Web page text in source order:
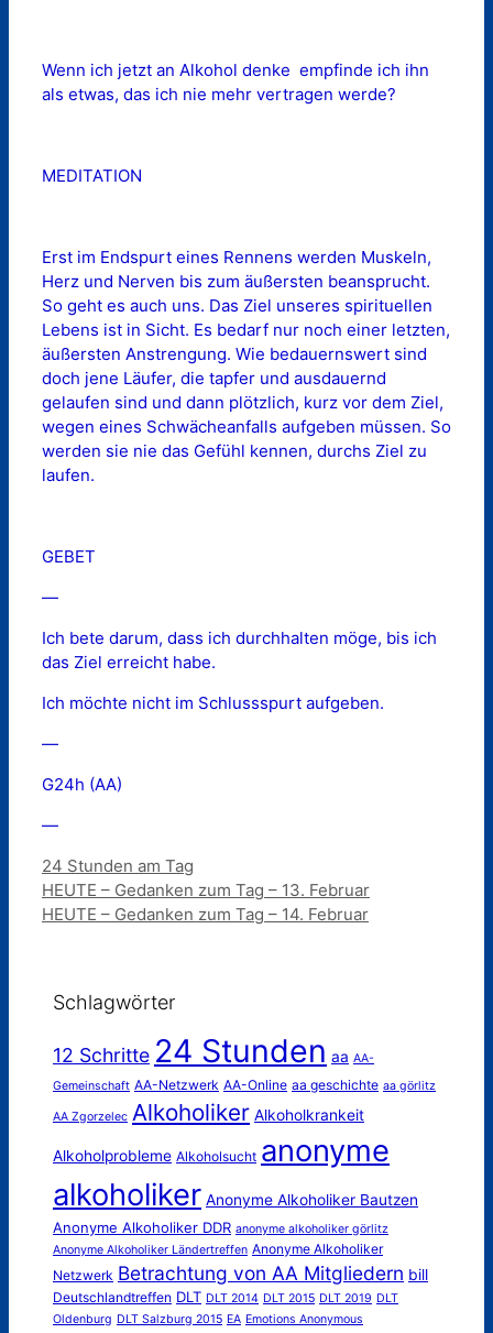
Wenn ich jetzt an Alkohol denke  empfinde ich ihn
als etwas, das ich nie mehr vertragen werde?
MEDITATION
Erst im Endspurt eines Rennens werden Muskeln,
Herz und Nerven bis zum äußersten beansprucht.
So geht es auch uns. Das Ziel unseres spirituellen
Lebens ist in Sicht. Es bedarf nur noch einer letzten,
äußersten Anstrengung. Wie bedauernswert sind
doch jene Läufer, die tapfer und ausdauernd
gelaufen sind und dann plötzlich, kurz vor dem Ziel,
wegen eines Schwächeanfalls aufgeben müssen. So
werden sie nie das Gefühl kennen, durchs Ziel zu
laufen.
GEBET
—
Ich bete darum, dass ich durchhalten möge, bis ich
das Ziel erreicht habe.
Ich möchte nicht im Schlussspurt aufgeben.
—
G24h (AA)
—
Kategorien
24 Stunden am Tag
HEUTE – Gedanken zum Tag – 13. Februar
HEUTE – Gedanken zum Tag – 14. Februar
Schlagwörter
12 Schritte 24 Stunden aa AA-
Gemeinschaft AA-Netzwerk AA-Online aa geschichte aa görlitz
AA Zgorzelec Alkoholiker Alkoholkrankeit
Alkoholprobleme Alkoholsucht anonyme
alkoholiker Anonyme Alkoholiker Bautzen
Anonyme Alkoholiker DDR anonyme alkoholiker görlitz
Anonyme Alkoholiker Ländertreffen Anonyme Alkoholiker
Netzwerk Betrachtung von AA Mitgliedern bill
Deutschlandtreffen DLT DLT 2014 DLT 2015 DLT 2019 DLT
Oldenburg DLT Salzburg 2015 EA Emotions Anonymous